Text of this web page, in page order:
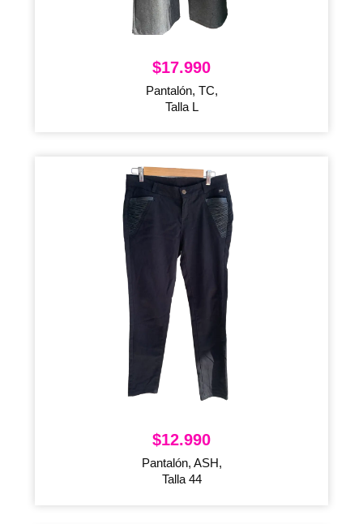
$17.990
Pantalón, TC,
Talla L
$12.990
Pantalón, ASH,
Talla 44